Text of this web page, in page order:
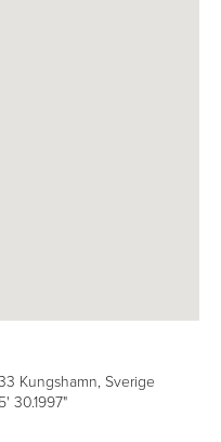
Kungshamn, Sverige
30.1997"